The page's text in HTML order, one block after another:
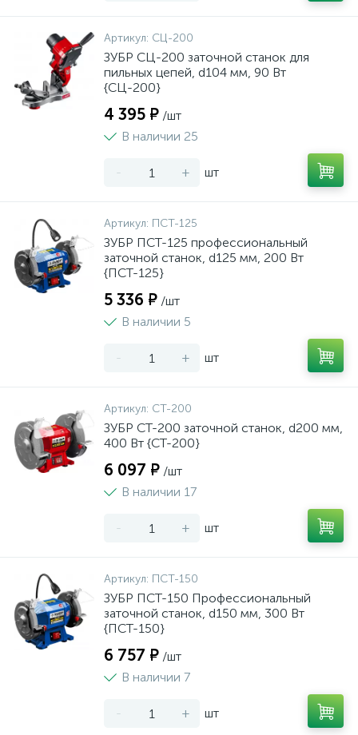
Артикул: СЦ-200
ЗУБР СЦ-200 заточной станок для
пильных цепей, d104 мм, 90 Вт
{СЦ-200}
4 395 ₽ /шт
В наличии 25
- + шт
Артикул: ПСТ-125
ЗУБР ПСТ-125 профессиональный
заточной станок, d125 мм, 200 Вт
{ПСТ-125}
5 336 ₽ /шт
В наличии 5
- + шт
Артикул: СТ-200
ЗУБР СТ-200 заточной станок, d200 мм,
400 Вт {СТ-200}
6 097 ₽ /шт
В наличии 17
- + шт
Артикул: ПСТ-150
ЗУБР ПСТ-150 Профессиональный
заточной станок, d150 мм, 300 Вт
{ПСТ-150}
6 757 ₽ /шт
В наличии 7
- + шт